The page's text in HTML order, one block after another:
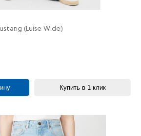
(Luise Wide)
Купить в 1 клик